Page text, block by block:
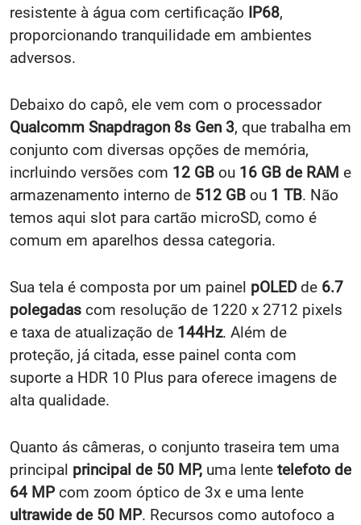
resistente à água com certificação IP68,
proporcionando tranquilidade em ambientes
adversos.
Debaixo do capô, ele vem com o processador
Qualcomm Snapdragon 8s Gen 3, que trabalha em
conjunto com diversas opções de memória,
incrluindo versões com 12 GB ou 16 GB de RAM e
armazenamento interno de 512 GB ou 1 TB. Não
temos aqui slot para cartão microSD, como é
comum em aparelhos dessa categoria.
Sua tela é composta por um painel pOLED de 6.7
polegadas com resolução de 1220 x 2712 pixels
e taxa de atualização de 144Hz. Além de
proteção, já citada, esse painel conta com
suporte a HDR 10 Plus para oferece imagens de
alta qualidade.
Quanto ás câmeras, o conjunto traseira tem uma
principal principal de 50 MP, uma lente telefoto de
64 MP com zoom óptico de 3x e uma lente
ultrawide de 50 MP. Recursos como autofoco a